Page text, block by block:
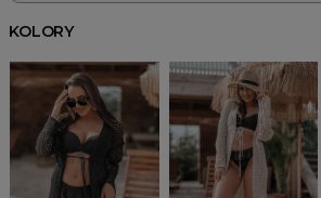
KOLORY